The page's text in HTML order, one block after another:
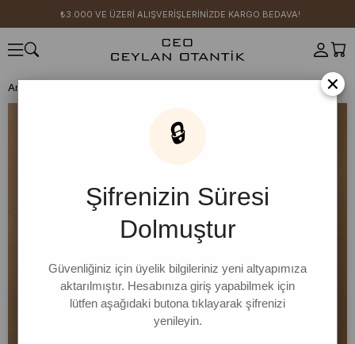
₺3.000 VE ÜZERİ ALIŞVERİŞLERİNİZDE KARGO BEDAVA!
Anasayfa ×
🔒
Şifrenizin Süresi
Dolmuştur
Güvenliğiniz için üyelik bilgileriniz yeni altyapımıza
aktarılmıştır. Hesabınıza giriş yapabilmek için
lütfen aşağıdaki butona tıklayarak şifrenizi
yenileyin.